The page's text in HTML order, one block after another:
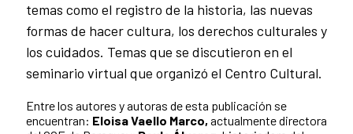
temas como el registro de la historia, las nuevas
formas de hacer cultura, los derechos culturales y
los cuidados. Temas que se discutieron en el
seminario virtual que organizó el Centro Cultural.
Entre los autores y autoras de esta publicación se
encuentran: Eloisa Vaello Marco, actualmente directora